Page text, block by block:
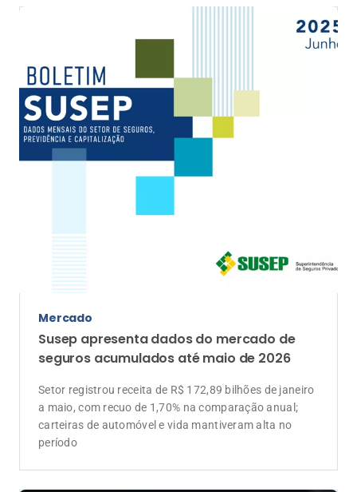
Mercado
Susep apresenta dados do mercado de
seguros acumulados até maio de 2026
Setor registrou receita de R$ 172,89 bilhões de janeiro
a maio, com recuo de 1,70% na comparação anual;
carteiras de automóvel e vida mantiveram alta no
período